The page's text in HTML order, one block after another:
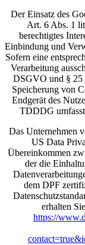
Der Einsatz des
Art. 6 Abs. 1
berechtigtes
Einbindung und
Sofern eine
Verarbeitung
DSGVO und §
Speicherung von
Endgerät des
TDDDG
Das Unternehmen
US Data
Übereinkommen
der die
dem DPF
erhalten
https://